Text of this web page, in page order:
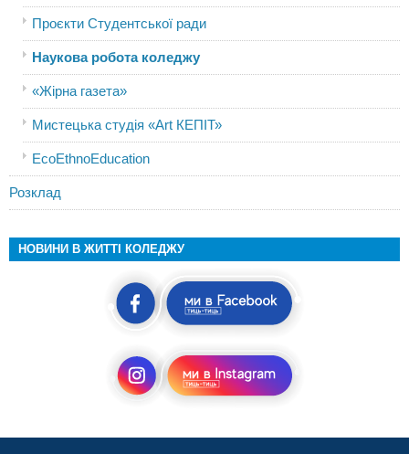
Проєкти Студентської ради
Наукова робота коледжу
«Жірна газета»
Мистецька студія «Art КЕПІТ»
EcoEthnoEducation
Розклад
НОВИНИ В ЖИТТІ КОЛЕДЖУ